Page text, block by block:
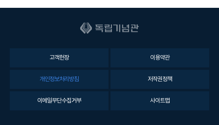
고객헌장 이용약관
개인정보처리방침 저작권정책
이메일무단수집거부 사이트맵